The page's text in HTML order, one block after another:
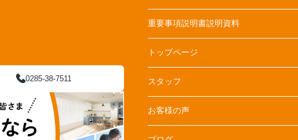
0285-38-7511
重要事項説明書説明資料
トップページ
スタッフ
お客様の声